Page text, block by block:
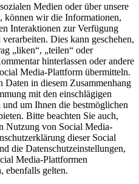
Medien oder über unsere
können wir die Informationen,
Interaktionen zur Verfügung
Dies kann geschehen,
„liken“, „teilen“ oder
hinterlassen oder andere
Media-Plattform übermitteln.
Daten in diesem Zusammenhang
mit den einschlägigen
und um Ihnen die bestmöglichen
Bitte beachten Sie auch,
Nutzung von Social Media-
dieser Social
die Datenschutzeinstellungen,
Media-Plattformen
ebenfalls gelten.